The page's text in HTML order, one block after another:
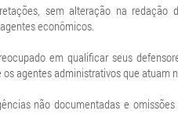
sem alteração na
econômicos.
em qualificar seus
agentes administrativos que atuam
não documentadas e